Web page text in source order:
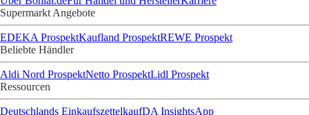
Supermarkt Angebote
EDEKA ProspektKaufland ProspektREWE Prospekt
Beliebte Händler
Aldi Nord ProspektNetto ProspektLidl Prospekt
Ressourcen
Deutschlands EinkaufszettelkaufDA InsightsApp